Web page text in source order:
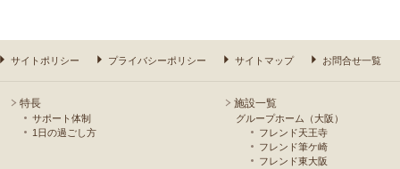
サイトポリシー プライバシーポリシー サイトマップ お問合せ一覧
特長
サポート体制
1日の過ごし方
施設一覧
グループホーム（大阪）
フレンド天王寺
フレンド筆ケ崎
フレンド東大阪